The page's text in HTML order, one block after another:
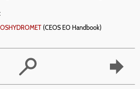
(CEOS EO Handbook)